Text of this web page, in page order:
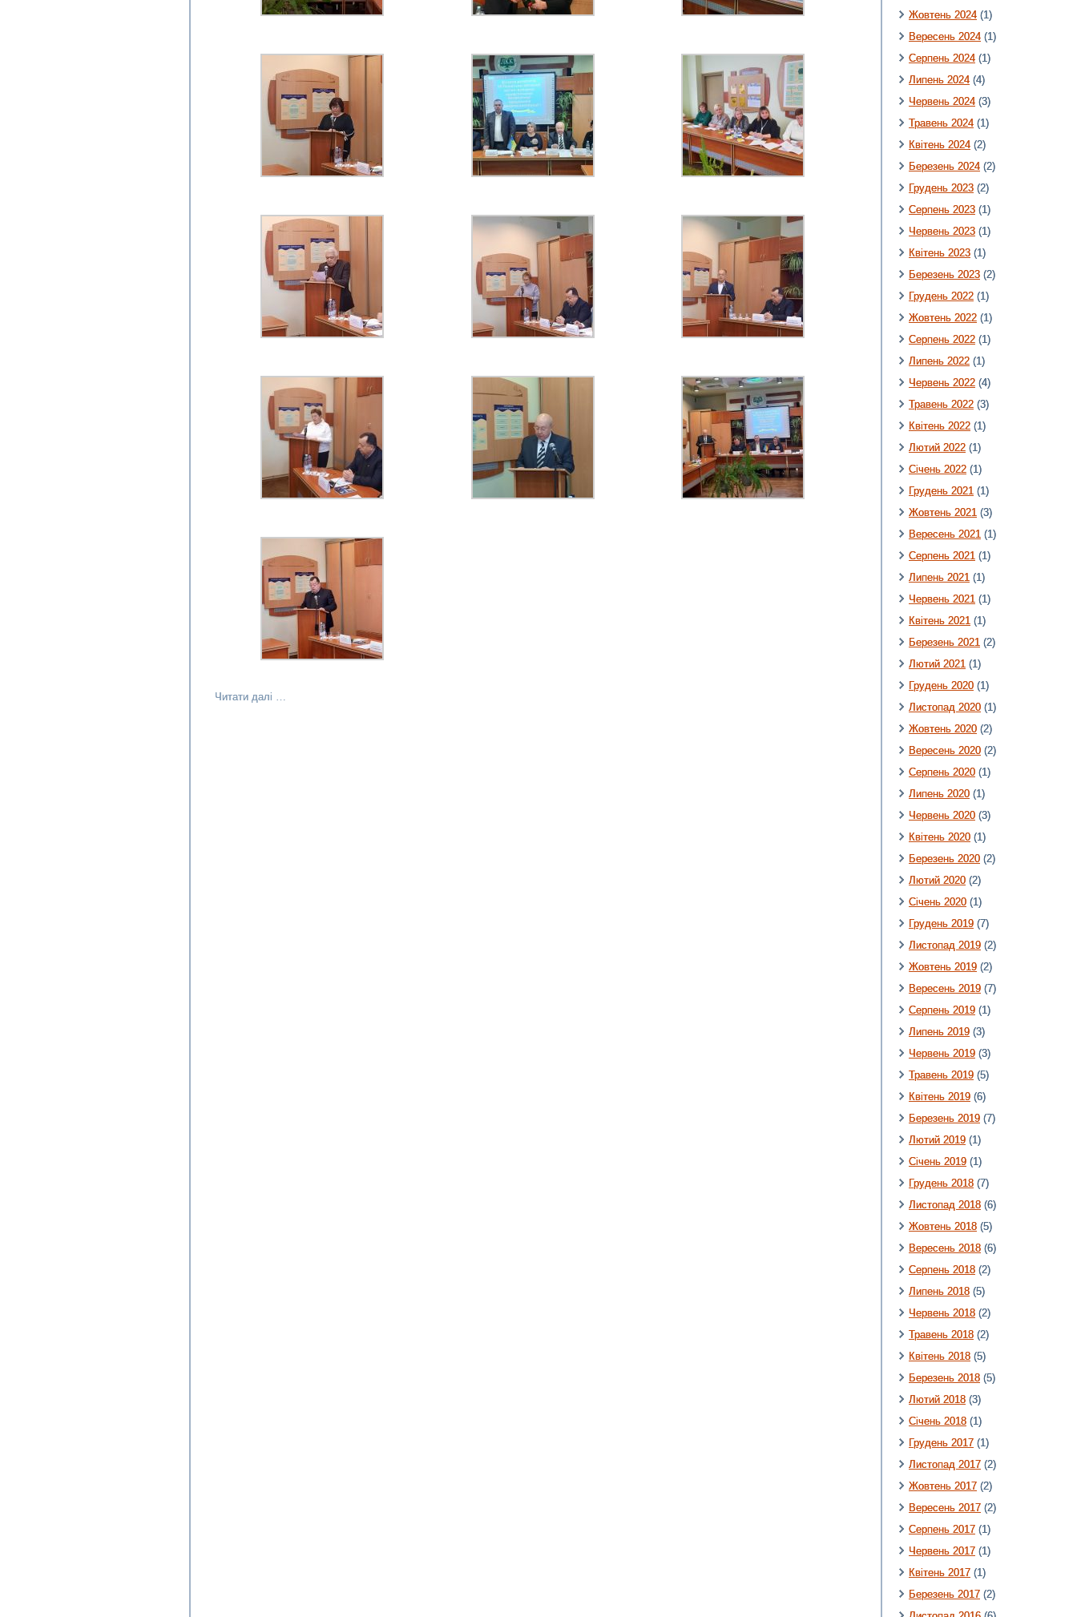
Читати далі …
Жовтень 2024 (1)
Вересень 2024 (1)
Серпень 2024 (1)
Липень 2024 (4)
Червень 2024 (3)
Травень 2024 (1)
Квітень 2024 (2)
Березень 2024 (2)
Грудень 2023 (2)
Серпень 2023 (1)
Червень 2023 (1)
Квітень 2023 (1)
Березень 2023 (2)
Грудень 2022 (1)
Жовтень 2022 (1)
Серпень 2022 (1)
Липень 2022 (1)
Червень 2022 (4)
Травень 2022 (3)
Квітень 2022 (1)
Лютий 2022 (1)
Січень 2022 (1)
Грудень 2021 (1)
Жовтень 2021 (3)
Вересень 2021 (1)
Серпень 2021 (1)
Липень 2021 (1)
Червень 2021 (1)
Квітень 2021 (1)
Березень 2021 (2)
Лютий 2021 (1)
Грудень 2020 (1)
Листопад 2020 (1)
Жовтень 2020 (2)
Вересень 2020 (2)
Серпень 2020 (1)
Липень 2020 (1)
Червень 2020 (3)
Квітень 2020 (1)
Березень 2020 (2)
Лютий 2020 (2)
Січень 2020 (1)
Грудень 2019 (7)
Листопад 2019 (2)
Жовтень 2019 (2)
Вересень 2019 (7)
Серпень 2019 (1)
Липень 2019 (3)
Червень 2019 (3)
Травень 2019 (5)
Квітень 2019 (6)
Березень 2019 (7)
Лютий 2019 (1)
Січень 2019 (1)
Грудень 2018 (7)
Листопад 2018 (6)
Жовтень 2018 (5)
Вересень 2018 (6)
Серпень 2018 (2)
Липень 2018 (5)
Червень 2018 (2)
Травень 2018 (2)
Квітень 2018 (5)
Березень 2018 (5)
Лютий 2018 (3)
Січень 2018 (1)
Грудень 2017 (1)
Листопад 2017 (2)
Жовтень 2017 (2)
Вересень 2017 (2)
Серпень 2017 (1)
Червень 2017 (1)
Квітень 2017 (1)
Березень 2017 (2)